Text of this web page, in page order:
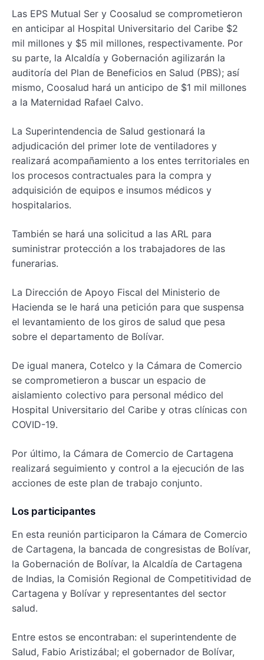
Las EPS Mutual Ser y Coosalud se comprometieron
en anticipar al Hospital Universitario del Caribe $2
mil millones y $5 mil millones, respectivamente. Por
su parte, la Alcaldía y Gobernación agilizarán la
auditoría del Plan de Beneficios en Salud (PBS); así
mismo, Coosalud hará un anticipo de $1 mil millones
a la Maternidad Rafael Calvo.
La Superintendencia de Salud gestionará la
adjudicación del primer lote de ventiladores y
realizará acompañamiento a los entes territoriales en
los procesos contractuales para la compra y
adquisición de equipos e insumos médicos y
hospitalarios.
También se hará una solicitud a las ARL para
suministrar protección a los trabajadores de las
funerarias.
La Dirección de Apoyo Fiscal del Ministerio de
Hacienda se le hará una petición para que suspensa
el levantamiento de los giros de salud que pesa
sobre el departamento de Bolívar.
De igual manera, Cotelco y la Cámara de Comercio
se comprometieron a buscar un espacio de
aislamiento colectivo para personal médico del
Hospital Universitario del Caribe y otras clínicas con
COVID-19.
Por último, la Cámara de Comercio de Cartagena
realizará seguimiento y control a la ejecución de las
acciones de este plan de trabajo conjunto.
Los participantes
En esta reunión participaron la Cámara de Comercio
de Cartagena, la bancada de congresistas de Bolívar,
la Gobernación de Bolívar, la Alcaldía de Cartagena
de Indias, la Comisión Regional de Competitividad de
Cartagena y Bolívar y representantes del sector
salud.
Entre estos se encontraban: el superintendente de
Salud, Fabio Aristizábal; el gobernador de Bolívar,